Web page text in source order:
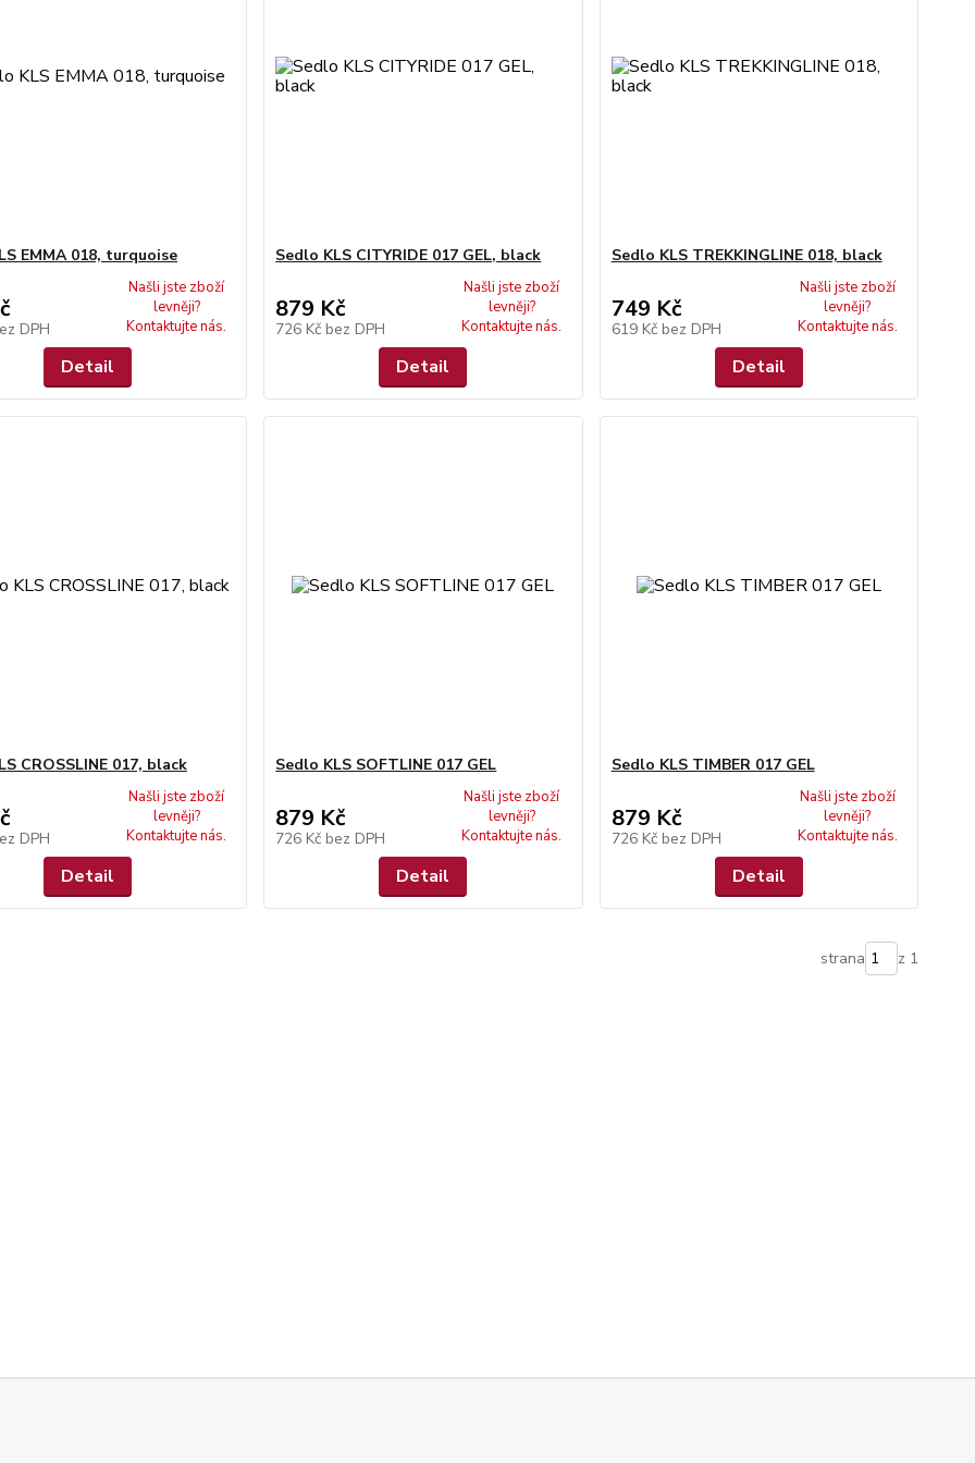
EMMA 018, turquoise
DPH
Našli jste zboží
levněji?
Kontaktujte nás.
Detail
Sedlo KLS CITYRIDE 017 GEL, black
879 Kč
726 Kč bez DPH
Našli jste zboží
levněji?
Kontaktujte nás.
Detail
Sedlo KLS TREKKINGLINE 018, black
749 Kč
619 Kč bez DPH
Našli jste zboží
levněji?
Kontaktujte nás.
Detail
CROSSLINE 017, black
DPH
Našli jste zboží
levněji?
Kontaktujte nás.
Detail
Sedlo KLS SOFTLINE 017 GEL
879 Kč
726 Kč bez DPH
Našli jste zboží
levněji?
Kontaktujte nás.
Detail
Sedlo KLS TIMBER 017 GEL
879 Kč
726 Kč bez DPH
Našli jste zboží
levněji?
Kontaktujte nás.
Detail
strana z 1